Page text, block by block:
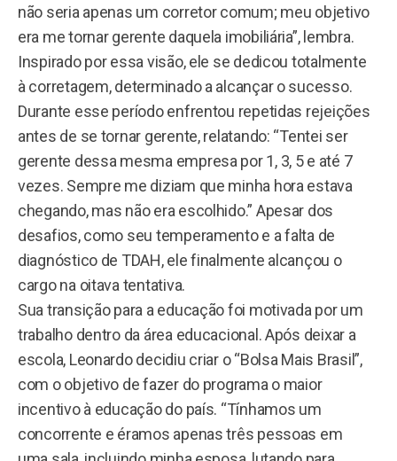
não seria apenas um corretor comum; meu objetivo
era me tornar gerente daquela imobiliária”, lembra.
Inspirado por essa visão, ele se dedicou totalmente
à corretagem, determinado a alcançar o sucesso.
Durante esse período enfrentou repetidas rejeições
antes de se tornar gerente, relatando: “Tentei ser
gerente dessa mesma empresa por 1, 3, 5 e até 7
vezes. Sempre me diziam que minha hora estava
chegando, mas não era escolhido.” Apesar dos
desafios, como seu temperamento e a falta de
diagnóstico de TDAH, ele finalmente alcançou o
cargo na oitava tentativa.
Sua transição para a educação foi motivada por um
trabalho dentro da área educacional. Após deixar a
escola, Leonardo decidiu criar o “Bolsa Mais Brasil”,
com o objetivo de fazer do programa o maior
incentivo à educação do país. “Tínhamos um
concorrente e éramos apenas três pessoas em